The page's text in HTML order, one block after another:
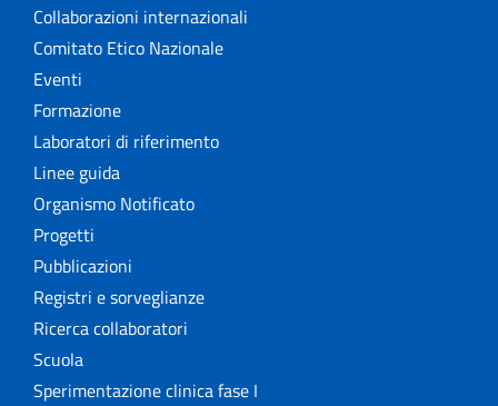
Collaborazioni internazionali
Comitato Etico Nazionale
Eventi
Formazione
Laboratori di riferimento
Linee guida
Organismo Notificato
Progetti
Pubblicazioni
Registri e sorveglianze
Ricerca collaboratori
Scuola
Sperimentazione clinica fase I